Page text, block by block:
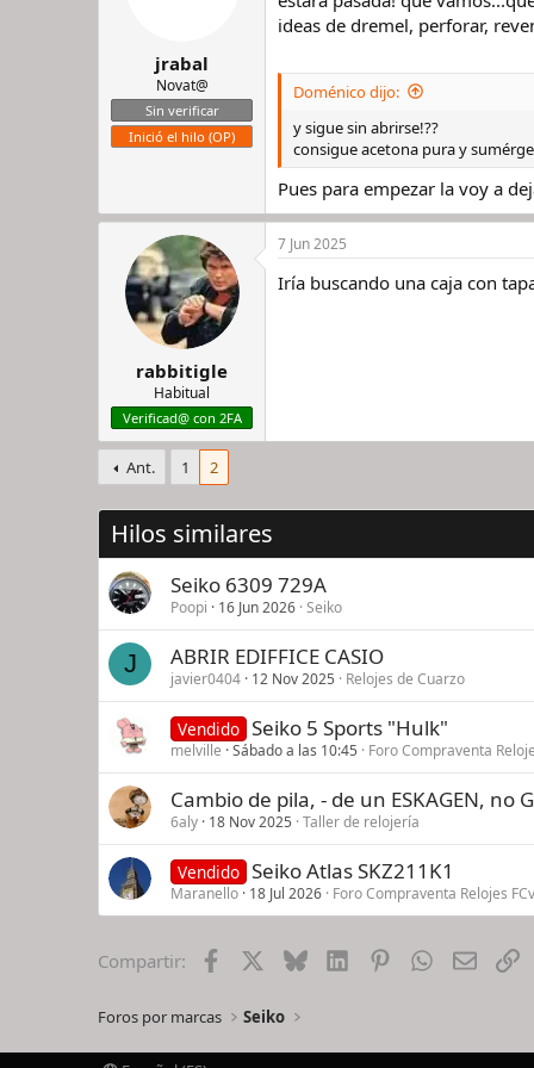
h
i
l
c
i
o
jrabal
Novat@
Sin verificar
Inició el hilo (OP)
ideas de dremel, perforar,
Doménico dijo:
y sigue sin abrirse!??
consigue acetona pura y
Pues para empezar la voy a
rabbitigle
Habitual
Verificad@ con 2FA
7 Jun 2025
Iría buscando una caja con
Ant. 1 2
Hilos similares
Seiko 6309 729A
Poopi 16 Jun 2026 Seiko
J ABRIR EDIFFICE CASIO
javier0404 12 Nov 2025 Relojes de Cuarzo
Vendido Seiko 5 Sports "Hulk"
melville Sábado a las 10:45 Foro Compraventa
Cambio de pila, - de un ESKAGEN, no
6aly 18 Nov 2025 Taller de relojería
Vendido Seiko Atlas SKZ211K1
Maranello 18 Jul 2026 Foro Compraventa Relojes
Compartir: Facebook BlueskyLinkedInPinterestWhatsApp
Email
Foros por marcas Seiko